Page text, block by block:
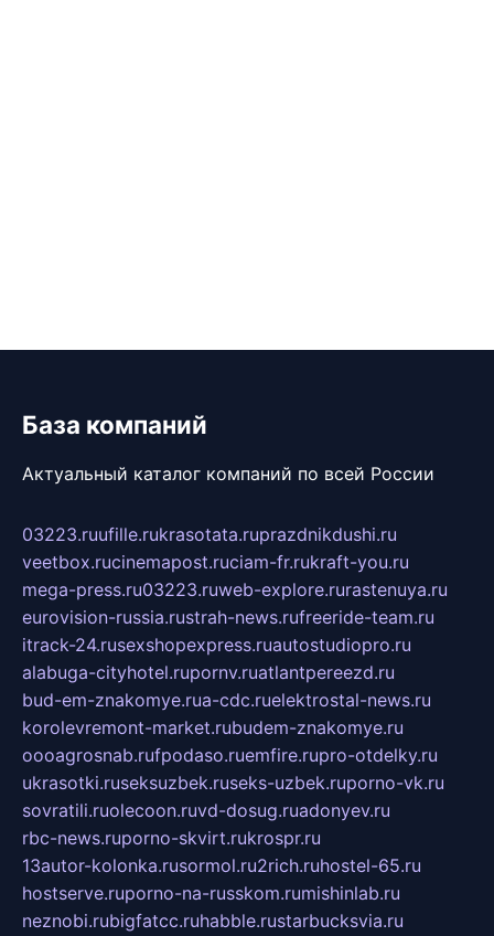
База компаний
Актуальный каталог компаний по всей России
03223.ruufille.rukrasotata.ruprazdnikdushi.ru
veetbox.rucinemapost.ruciam-fr.rukraft-you.ru
mega-press.ru03223.ruweb-explore.rurastenuya.ru
eurovision-russia.rustrah-news.rufreeride-team.ru
itrack-24.rusexshopexpress.ruautostudiopro.ru
alabuga-cityhotel.rupornv.ruatlantpereezd.ru
bud-em-znakomye.rua-cdc.ruelektrostal-news.ru
korolevremont-market.rubudem-znakomye.ru
oooagrosnab.rufpodaso.ruemfire.rupro-otdelky.ru
ukrasotki.ruseksuzbek.ruseks-uzbek.ruporno-vk.ru
sovratili.ruolecoon.ruvd-dosug.ruadonyev.ru
rbc-news.ruporno-skvirt.rukrospr.ru
13autor-kolonka.rusormol.ru2rich.ruhostel-65.ru
hostserve.ruporno-na-russkom.rumishinlab.ru
neznobi.rubigfatcc.ruhabble.rustarbucksvia.ru